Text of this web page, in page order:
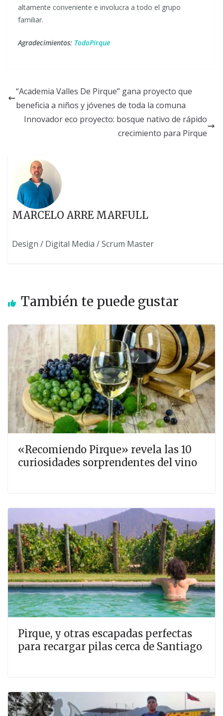
altamente conveniente e involucra a todo el grupo
familiar.
Agradecimientos: TodoPirque
“Academia Valles De Pirque” gana proyecto que
beneficia a niños y jóvenes de toda la comuna
Innovador eco proyecto: bosque nativo de rápido
crecimiento para Pirque
MARCELO ARRE MARFULL
Design / Digital Media / Scrum Master
También te puede gustar
«Recomiendo Pirque» revela las 10
curiosidades sorprendentes del vino
Pirque, y otras escapadas perfectas
para recargar pilas cerca de Santiago